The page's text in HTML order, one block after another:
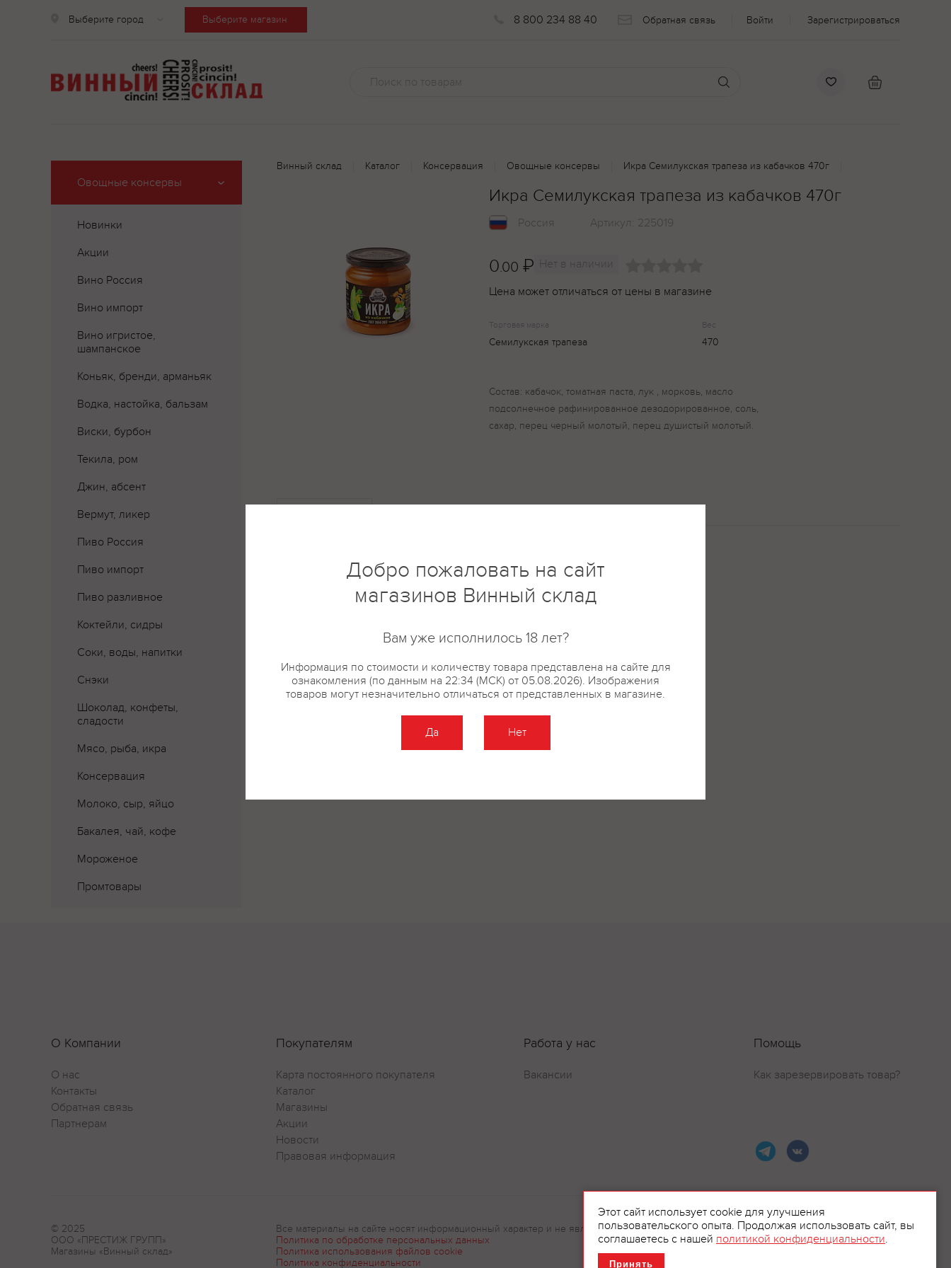
Выберите город Выберите магазин 8 800 234 88 40 Обратная связь Войти Зарегистрироваться
Овощные консервы
Новинки
Акции
Вино Россия
Вино импорт
Вино игристое,
шампанское
Коньяк, бренди, арманьяк
Водка, настойка, бальзам
Виски, бурбон
Текила, ром
Джин, абсент
Вермут, ликер
Пиво Россия
Пиво импорт
Пиво разливное
Коктейли, сидры
Соки, воды, напитки
Снэки
Шоколад, конфеты,
сладости
Мясо, рыба, икра
Консервация
Молоко, сыр, яйцо
Бакалея, чай, кофе
Мороженое
Промтовары
Винный склад Каталог Консервация Овощные консервы Икра Семилукская трапеза из кабачков 470г
Икра Семилукская трапеза из кабачков 470г
Россия Артикул: 225019
0.00 ₽ Нет в наличии
Цена может отличаться от цены в магазине
Торговая марка
Семилукская трапеза
Вес
470
Состав: кабачок, томатная паста, лук , морковь, масло
подсолнечное рафинированное дезодорированное, соль,
сахар, перец черный молотый, перец душистый молотый.
О Компании
О нас
Контакты
Обратная связь
Партнерам
Покупателям
Карта постоянного покупателя
Каталог
Магазины
Акции
Новости
Правовая информация
Работа у нас
Вакансии
Помощь
Как зарезервировать товар?
© 2025
ООО «ПРЕСТИЖ ГРУПП»
Магазины «Винный склад»
Все материалы на сайте носят информационный характер и не являются рекламой.
Политика по обработке персональных данных
Политика использования файлов cookie
Политика конфиденциальности
Этот сайт использует cookie для улучшения
пользовательского опыта. Продолжая использовать сайт, вы
соглашаетесь с нашей политикой конфиденциальности.
Принять
Добро пожаловать на сайт
магазинов Винный склад
Вам уже исполнилось 18 лет?
Информация по стоимости и количеству товара представлена на сайте для
ознакомления (по данным на 22:34 (МСК) от 05.08.2026). Изображения
товаров могут незначительно отличаться от представленных в магазине.
Да Нет